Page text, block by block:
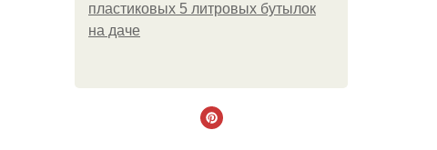
пластиковых 5 литровых бутылок
на даче